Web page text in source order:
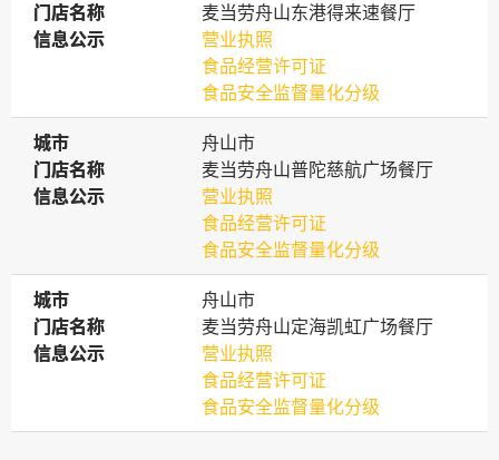
门店名称
门店名称
麦当劳舟山东港得来速餐厅
信息公示
信息公示
营业执照
食品经营许可证
食品安全监督量化分级
城市
城市
舟山市
门店名称
门店名称
麦当劳舟山普陀慈航广场餐厅
信息公示
信息公示
营业执照
食品经营许可证
食品安全监督量化分级
城市
城市
舟山市
门店名称
门店名称
麦当劳舟山定海凯虹广场餐厅
信息公示
信息公示
营业执照
食品经营许可证
食品安全监督量化分级